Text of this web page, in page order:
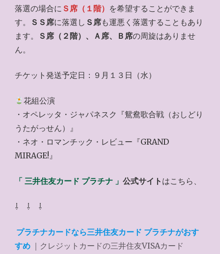
落選の場合に Ｓ席（１階） を希望することができま
す。
ＳＳ席に落選し Ｓ席も運悪く落選することもあり
ます。
Ｓ席（２階）、Ａ席、Ｂ席の周旋はありませ
ん。
チケット発送予定日：９月１３日（水）
花組公演
・オペレッタ・ジャパネスク『鴛鴦歌合戦（おしどり
うたがっせん）』
・ネオ・ロマンチック・レビュー『GRAND
MIRAGE!』
「 三井住友カード プラチナ 」 公式サイト はこちら、
⇩ ⇩ ⇩
プラチナカードなら三井住友カード プラチナがおす
すめ ｜クレジットカードの三井住友VISAカード